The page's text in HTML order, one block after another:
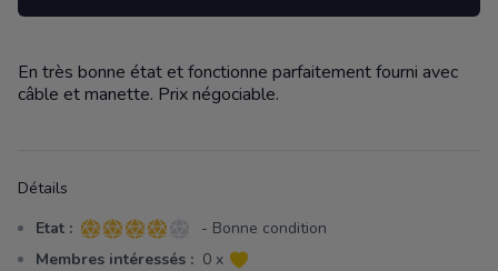
Description
En très bonne état et fonctionne parfaitement fourni avec
câble et manette. Prix négociable.
Détails
Etat : 4 sur 5 étoiles
- Bonne condition
Membres intéressés : 0 x